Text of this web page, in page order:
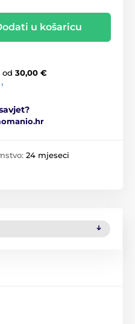
u košaricu
od 30,00 €
24 mjeseci